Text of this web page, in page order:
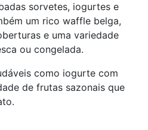
sorvetes, iogurtes e
um rico waffle belga,
e uma variedade
ou congelada.
como iogurte com
de frutas sazonais que